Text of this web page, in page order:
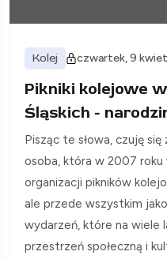
Kolej czwartek, 9
Pikniki kolejowe
Śląskich -
Pisząc te słowa, czuję
osoba, która w 2007 roku
organizacji pikników
ale przede wszystkim
wydarzeń, które na wiele
przestrzeń społeczną i